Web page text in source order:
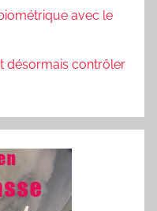
avec le
désormais contrôler